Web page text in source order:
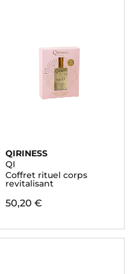
QIRINESS
QI
Coffret rituel corps
revitalisant
50,20 €